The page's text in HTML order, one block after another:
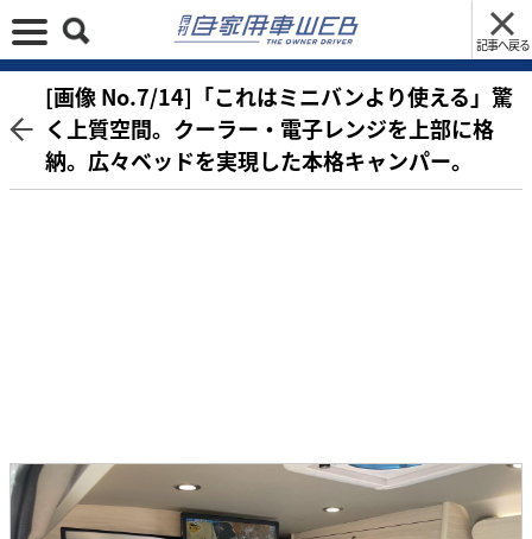
記事へ戻る
[画像 No.7/14]「これはミニバンより使える」驚
く上質空間。クーラー・電子レンジを上部に格
納。広々ベッドを実現した本格キャンパー。